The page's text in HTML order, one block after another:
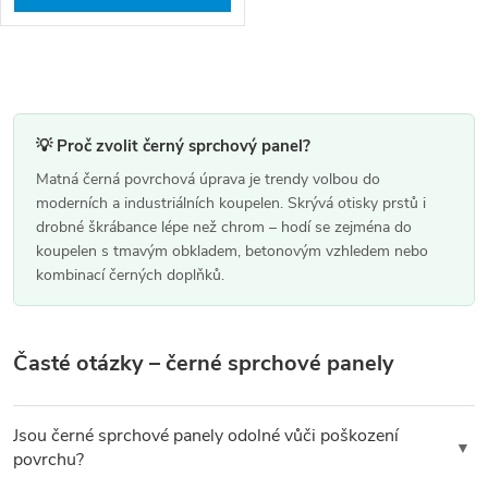
v
p
v
k
💡 Proč zvolit černý sprchový panel?
Matná černá povrchová úprava je trendy volbou do
moderních a industriálních koupelen. Skrývá otisky prstů i
drobné škrábance lépe než chrom – hodí se zejména do
koupelen s tmavým obkladem, betonovým vzhledem nebo
kombinací černých doplňků.
Časté otázky – černé sprchové panely
Jsou černé sprchové panely odolné vůči poškození
povrchu?
▼